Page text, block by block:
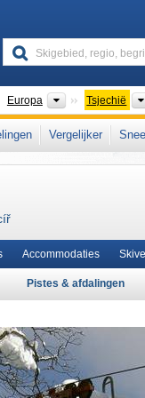
Europa Continenten
Tsjechië
ook in: Boheemse Woud
Vergelijker
Pistes & afdalingen
Accommodaties